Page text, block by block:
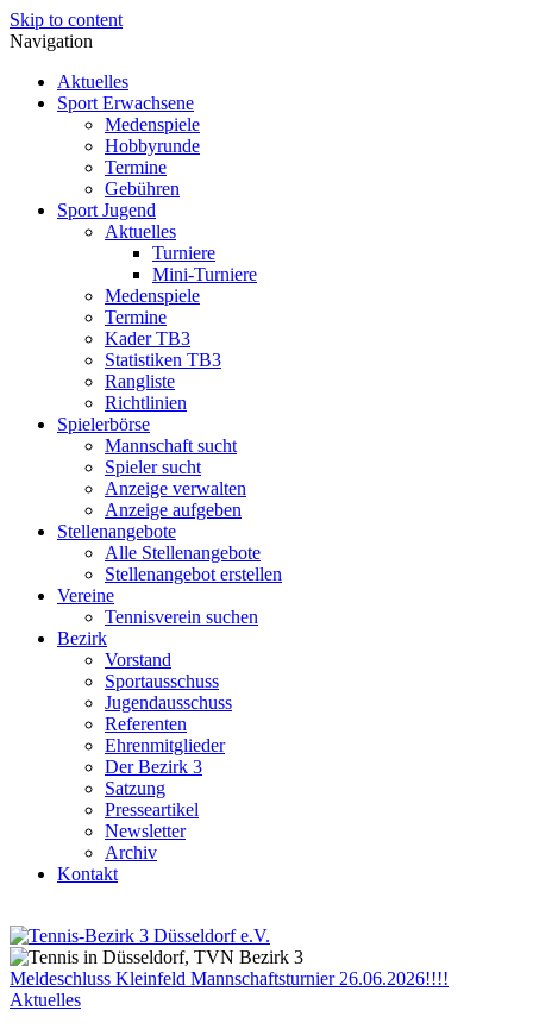
Skip to content
Navigation
Aktuelles
Sport Erwachsene
Medenspiele
Hobbyrunde
Termine
Gebühren
Sport Jugend
Aktuelles
Turniere
Mini-Turniere
Medenspiele
Termine
Kader TB3
Statistiken TB3
Rangliste
Richtlinien
Spielerbörse
Mannschaft sucht
Spieler sucht
Anzeige verwalten
Anzeige aufgeben
Stellenangebote
Alle Stellenangebote
Stellenangebot erstellen
Vereine
Tennisverein suchen
Bezirk
Vorstand
Sportausschuss
Jugendausschuss
Referenten
Ehrenmitglieder
Der Bezirk 3
Satzung
Presseartikel
Newsletter
Archiv
Kontakt
Meldeschluss Kleinfeld Mannschaftsturnier 26.06.2026!!!!
Aktuelles